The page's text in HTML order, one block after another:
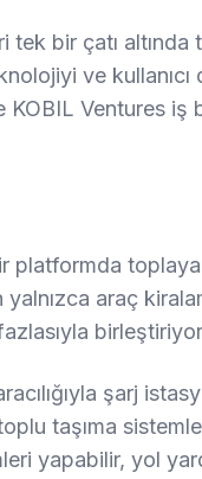
bir çatı altında
ve
Ventures iş
platformda
yalnızca araç
şarj
taşıma
yapabilir, yol